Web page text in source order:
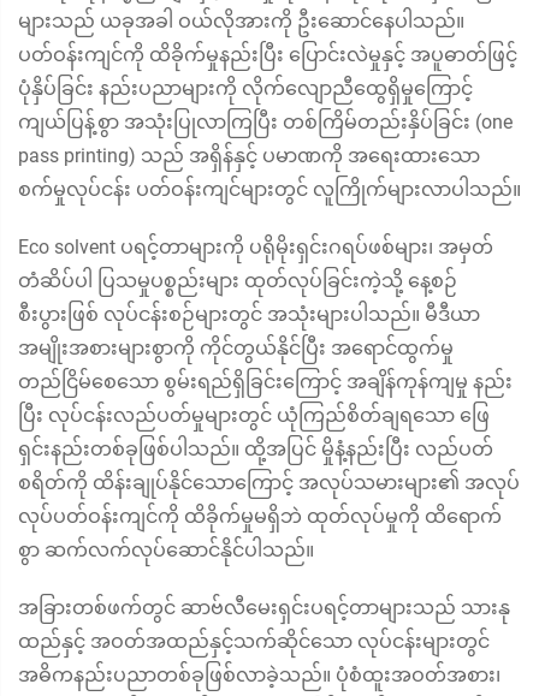
များသည် ယခုအခါ ဝယ်လိုအားကို ဦးဆောင်နေပါသည်။
ပတ်ဝန်းကျင်ကို ထိခိုက်မှုနည်းပြီး ပြောင်းလဲမှုနှင့် အပူဓာတ်ဖြင့်
ပုံနှိပ်ခြင်း နည်းပညာများကို လိုက်လျောညီထွေရှိမှုကြောင့်
ကျယ်ပြန့်စွာ အသုံးပြုလာကြပြီး တစ်ကြိမ်တည်းနှိပ်ခြင်း (one
pass printing) သည် အရှိန်နှင့် ပမာဏကို အရေးထားသော
စက်မှုလုပ်ငန်း ပတ်ဝန်းကျင်များတွင် လူကြိုက်များလာပါသည်။
Eco solvent ပရင့်တာများကို ပရိုမိုးရှင်းဂရပ်ဖစ်များ၊ အမှတ်
တံဆိပ်ပါ ပြသမှုပစ္စည်းများ ထုတ်လုပ်ခြင်းကဲ့သို့ နေ့စဉ်
စီးပွားဖြစ် လုပ်ငန်းစဉ်များတွင် အသုံးများပါသည်။ မီဒီယာ
အမျိုးအစားများစွာကို ကိုင်တွယ်နိုင်ပြီး အရောင်ထွက်မှု
တည်ငြိမ်စေသော စွမ်းရည်ရှိခြင်းကြောင့် အချိန်ကုန်ကျမှု နည်း
ပြီး လုပ်ငန်းလည်ပတ်မှုများတွင် ယုံကြည်စိတ်ချရသော ဖြေ
ရှင်းနည်းတစ်ခုဖြစ်ပါသည်။ ထို့အပြင် မှိုနံ့နည်းပြီး လည်ပတ်
စရိတ်ကို ထိန်းချုပ်နိုင်သောကြောင့် အလုပ်သမားများ၏ အလုပ်
လုပ်ပတ်ဝန်းကျင်ကို ထိခိုက်မှုမရှိဘဲ ထုတ်လုပ်မှုကို ထိရောက်
စွာ ဆက်လက်လုပ်ဆောင်နိုင်ပါသည်။
အခြားတစ်ဖက်တွင် ဆာဗ်လီမေးရှင်းပရင့်တာများသည် သားနု
ထည်နှင့် အဝတ်အထည်နှင့်သက်ဆိုင်သော လုပ်ငန်းများတွင်
အဓိကနည်းပညာတစ်ခုဖြစ်လာခဲ့သည်။ ပုံစံထူးအဝတ်အစား၊